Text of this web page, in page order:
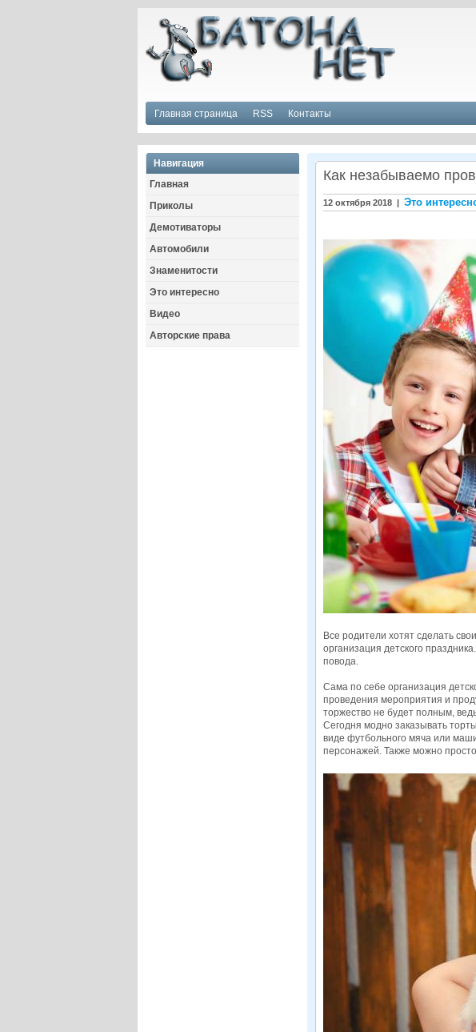
Главная страница RSS Контакты
Навигация
Главная
Приколы
Демотиваторы
Автомобили
Знаменитости
Это интересно
Видео
Авторские права
Как незабываемо
12 октября 2018 | Это
Все родители хотят сделать
организация детского
повода.
Сама по себе организация
проведения мероприятия и
торжество не будет полным,
Сегодня модно заказывать
виде футбольного мяча или
персонажей. Также можно